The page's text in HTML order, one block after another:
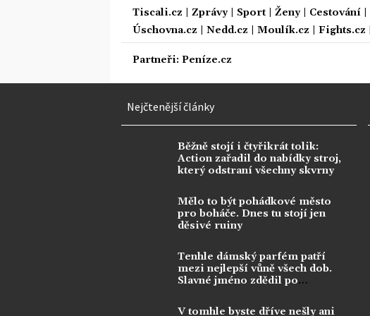
Tiscali.cz Zprávy| Sport| Ženy| Cestování
Úschovna.cz
Nedd.cz Moulík.cz Fights.cz
Partneři: Peníze.cz
Nejčtenější články
Běžně stojí i čtyřikrát tolik:
Action zařadil do nabídky stroj,
který odstraní všechny skvrny
Mělo to být pohádkové město
pro boháče. Dnes tu stojí jen
děsivé ruiny
Tenhle dámský parfém patří
mezi nejlepší vůně všech dob.
Slavné jméno zdědil po
V tomhle byste dříve nešly ani